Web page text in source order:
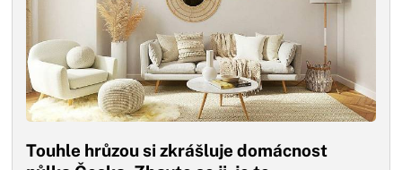
Touhle hrůzou si zkrášluje domácnost